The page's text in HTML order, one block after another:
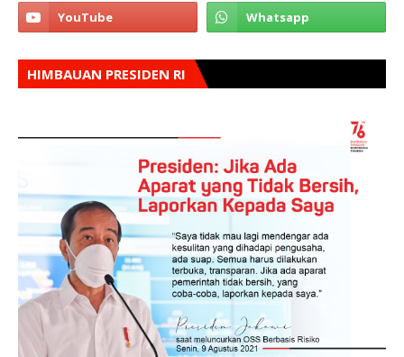
HIMBAUAN PRESIDEN RI